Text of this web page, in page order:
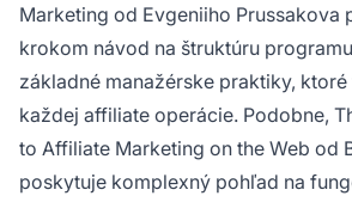
Marketing od Evgeniiho Prussakova
krokom návod na štruktúru
základné manažérske praktiky,
každej affiliate operácie. Podobne,
to Affiliate Marketing on the Web od
poskytuje komplexný pohľad na